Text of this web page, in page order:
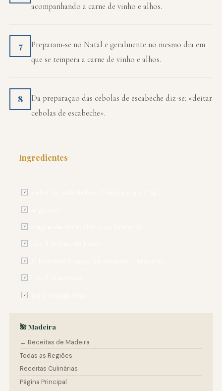
acompanhando a carne de vinho e alhos.
7
Preparam-se no Natal e geralmente no mesmo dia em
que se tempera a carne de vinho e alhos.
8
Da preparação das cebolas de escabeche diz-se: «deitar
cebolas de escabeche».
Ingredientes
✓
✓
✓
✓
✓
✓
✓
🌺 Madeira
← Receitas de Madeira
Todas as Regiões
Receitas Culinárias
Página Principal